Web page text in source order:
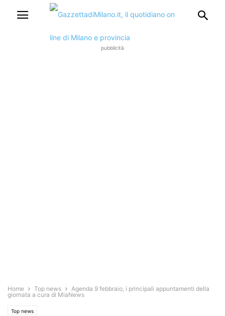
pubblicità
Home Top news
Agenda 9 febbraio, i principali appuntamenti della
giornata a cura di MiaNews
Top news